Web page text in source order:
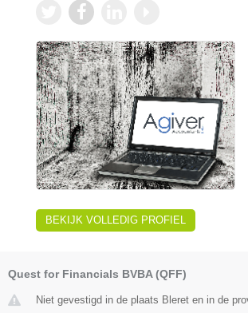
BEKIJK VOLLEDIG PROFIEL
Quest for Financials BVBA (QFF)
Niet gevestigd in de plaats Bleret en in de